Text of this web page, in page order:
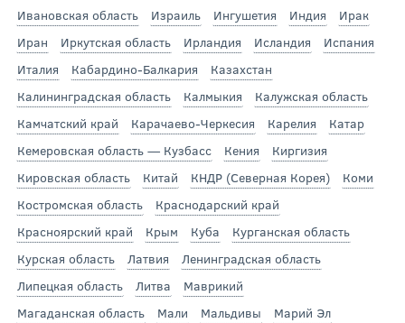
Ивановская область
Израиль Ингушетия Индия
Ирак
Иран
Иркутская область Ирландия Исландия
Испания
Италия
Кабардино-Балкария
Казахстан
Калининградская область
Калмыкия
Калужская область
Камчатский край
Карачаево-Черкесия Карелия
Катар
Кемеровская область — Кузбасс
Кения
Киргизия
Кировская область
Китай КНДР (Северная Корея)
Коми
Костромская область
Краснодарский край
Красноярский край
Крым Куба
Курганская область
Курская область
Латвия
Ленинградская область
Липецкая область
Литва
Маврикий
Магаданская область
Мали Мальдивы
Марий Эл